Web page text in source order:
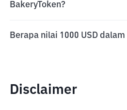
BakeryToken?
Berapa nilai 1000 USD dalam
Disclaimer